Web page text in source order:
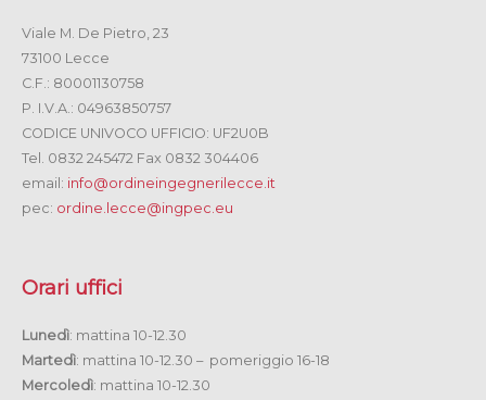
Viale M. De Pietro, 23
73100 Lecce
C.F.: 80001130758
P. I.V.A.: 04963850757
CODICE UNIVOCO UFFICIO: UF2U0B
Tel. 0832 245472 Fax 0832 304406
email: info@ordineingegnerilecce.it
pec: ordine.lecce@ingpec.eu
Orari uffici
Lunedì: mattina 10-12.30
Martedì: mattina 10-12.30 – pomeriggio 16-18
Mercoledì: mattina 10-12.30